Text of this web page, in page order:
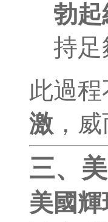
勃
持足
此過
激 ，
三、
美國